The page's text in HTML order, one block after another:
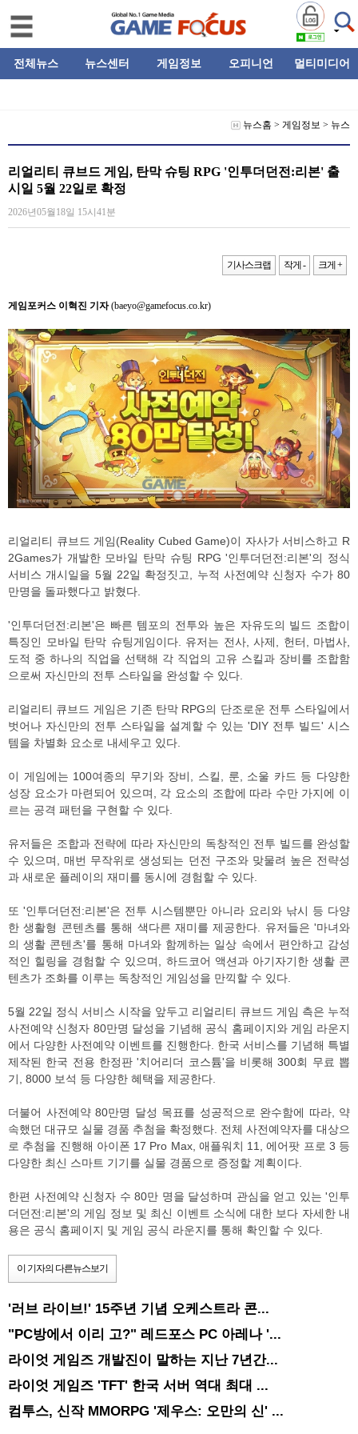
전체뉴스 뉴스센터 게임정보 오피니언 멀티미디어
뉴스홈 > 게임정보 > 뉴스
리얼리티 큐브드 게임, 탄막 슈팅 RPG '인투더던전:리본' 출
시일 5월 22일로 확정
2026년05월18일 15시41분
기사스크랩 작게 - 크게 +
게임포커스 이혁진 기자(baeyo@gamefocus.co.kr)
리얼리티 큐브드 게임(Reality Cubed Game)이 자사가 서비스하고 R
2Games가 개발한 모바일 탄막 슈팅 RPG '인투더던전:리본'의 정식
서비스 개시일을 5월 22일 확정짓고, 누적 사전예약 신청자 수가 80
만명을 돌파했다고 밝혔다.
'인투더던전:리본'은 빠른 템포의 전투와 높은 자유도의 빌드 조합이
특징인 모바일 탄막 슈팅게임이다. 유저는 전사, 사제, 헌터, 마법사,
도적 중 하나의 직업을 선택해 각 직업의 고유 스킬과 장비를 조합함
으로써 자신만의 전투 스타일을 완성할 수 있다.
리얼리티 큐브드 게임은 기존 탄막 RPG의 단조로운 전투 스타일에서
벗어나 자신만의 전투 스타일을 설계할 수 있는 'DIY 전투 빌드' 시스
템을 차별화 요소로 내세우고 있다.
이 게임에는 100여종의 무기와 장비, 스킬, 룬, 소울 카드 등 다양한
성장 요소가 마련되어 있으며, 각 요소의 조합에 따라 수만 가지에 이
르는 공격 패턴을 구현할 수 있다.
유저들은 조합과 전략에 따라 자신만의 독창적인 전투 빌드를 완성할
수 있으며, 매번 무작위로 생성되는 던전 구조와 맞물려 높은 전략성
과 새로운 플레이의 재미를 동시에 경험할 수 있다.
또 '인투더던전:리본'은 전투 시스템뿐만 아니라 요리와 낚시 등 다양
한 생활형 콘텐츠를 통해 색다른 재미를 제공한다. 유저들은 '마녀와
의 생활 콘텐츠'를 통해 마녀와 함께하는 일상 속에서 편안하고 감성
적인 힐링을 경험할 수 있으며, 하드코어 액션과 아기자기한 생활 콘
텐츠가 조화를 이루는 독창적인 게임성을 만끽할 수 있다.
5월 22일 정식 서비스 시작을 앞두고 리얼리티 큐브드 게임 측은 누적
사전예약 신청자 80만명 달성을 기념해 공식 홈페이지와 게임 라운지
에서 다양한 사전예약 이벤트를 진행한다. 한국 서비스를 기념해 특별
제작된 한국 전용 한정판 '치어리더 코스튬'을 비롯해 300회 무료 뽑
기, 8000 보석 등 다양한 혜택을 제공한다.
더불어 사전예약 80만명 달성 목표를 성공적으로 완수함에 따라, 약
속했던 대규모 실물 경품 추첨을 확정했다. 전체 사전예약자를 대상으
로 추첨을 진행해 아이폰 17 Pro Max, 애플워치 11, 에어팟 프로 3 등
다양한 최신 스마트 기기를 실물 경품으로 증정할 계획이다.
한편 사전예약 신청자 수 80만 명을 달성하며 관심을 얻고 있는 '인투
더던전:리본'의 게임 정보 및 최신 이벤트 소식에 대한 보다 자세한 내
용은 공식 홈페이지 및 게임 공식 라운지를 통해 확인할 수 있다.
이 기자의 다른뉴스보기
'러브 라이브!' 15주년 기념 오케스트라 콘...
"PC방에서 이리 고?" 레드포스 PC 아레나 '...
라이엇 게임즈 개발진이 말하는 지난 7년간...
라이엇 게임즈 'TFT' 한국 서버 역대 최대 ...
컴투스, 신작 MMORPG '제우스: 오만의 신' ...